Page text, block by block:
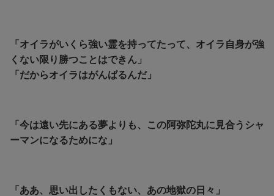
「オイラがいくら強い霊を持ってたって、オイラ自身が強
くない限り勝つことはできん」
「だからオイラはがんばるんだ」
「今は遠い先にある夢よりも、この阿弥陀丸に見合うシャ
ーマンになるためにな」
「ああ、思い出したくもない、あの地獄の日々」